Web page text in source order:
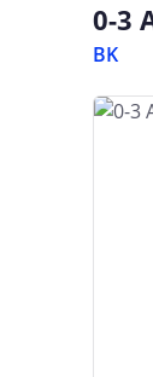
0-3
BK